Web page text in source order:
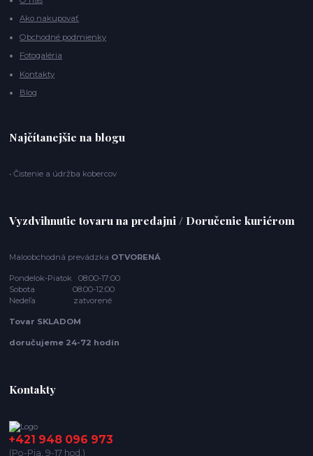
Ako nakupovať
Obchodné podmienky
Fotogaléria
Kontakty
Blog
Najčítanejšie na blogu
• Čistenie a údržba kobercov
Vyzdvihnutie tovaru na predajni / Doručenie kuriérom
Maloobchodná prevádzka OTVORENÁ
Pondelok-Piatok 08:00-17:00
Sobota 08:00-12:00
Nedeľa zatvorené
Tovar SKLADOM
doručujeme 24-72 hodín
Kontakty
+421 948 096 973
(Po-Pia, 9-17 hod.)